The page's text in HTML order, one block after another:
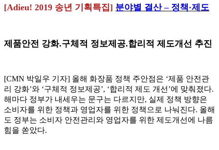
[Adieu! 2019 송년 기획특집] 분야별 결산 – 정책·제도
제품안전 강화.구체적 정보제공.합리적 제도개선 추진
[CMN 박일우 기자] 올해 화장품 정책 주안점은 ‘제품 안전관
리 강화’와 ‘구체적 정보제공’, ‘합리적 제도 개선’에 맞춰졌다.
해마다 정부가 내세우는 문구는 다르지만, 실제 정책 방향은
소비자를 위한 정책과 영업자를 위한 정책으로 나눠진다. 올해
도 정부는 소비자 안전관리와 영업자를 위한 제도개선에 나름
힘을 쏟았다.